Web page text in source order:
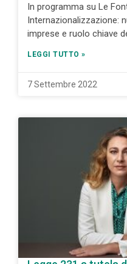
In programma su Le
Internazionalizzazione:
imprese e ruolo chiave
LEGGI TUTTO »
7 Settembre 2022